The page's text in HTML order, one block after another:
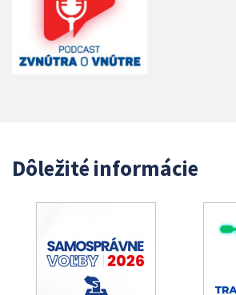
Dôležité informácie